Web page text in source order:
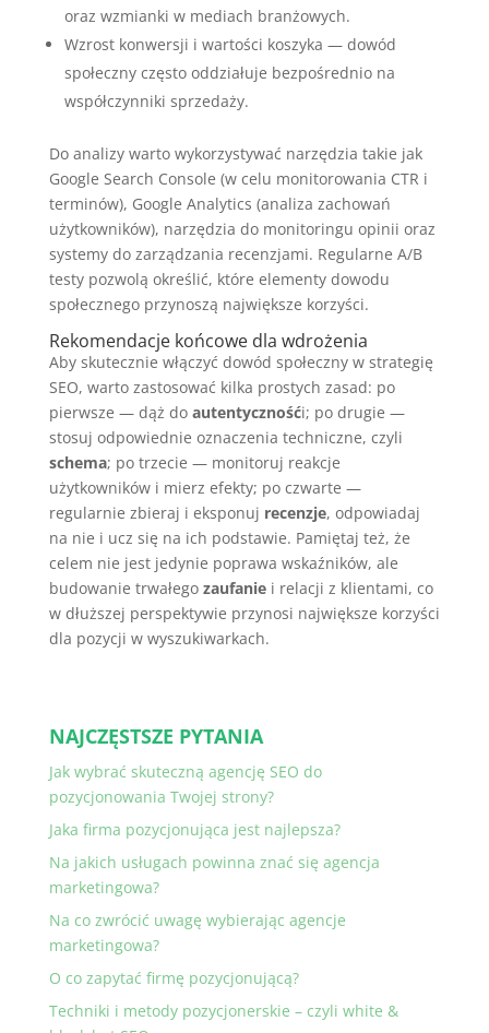
oraz wzmianki w mediach branżowych.
Wzrost konwersji i wartości koszyka — dowód
społeczny często oddziałuje bezpośrednio na
współczynniki sprzedaży.
Do analizy warto wykorzystywać narzędzia takie jak
Google Search Console (w celu monitorowania CTR i
terminów), Google Analytics (analiza zachowań
użytkowników), narzędzia do monitoringu opinii oraz
systemy do zarządzania recenzjami. Regularne A/B
testy pozwolą określić, które elementy dowodu
społecznego przynoszą największe korzyści.
Rekomendacje końcowe dla wdrożenia
Aby skutecznie włączyć dowód społeczny w strategię
SEO, warto zastosować kilka prostych zasad: po
pierwsze — dąż do autentycznośći; po drugie —
stosuj odpowiednie oznaczenia techniczne, czyli
schema; po trzecie — monitoruj reakcje
użytkowników i mierz efekty; po czwarte —
regularnie zbieraj i eksponuj recenzje, odpowiadaj
na nie i ucz się na ich podstawie. Pamiętaj też, że
celem nie jest jedynie poprawa wskaźników, ale
budowanie trwałego zaufaniei relacji z klientami, co
w dłuższej perspektywie przynosi największe korzyści
dla pozycji w wyszukiwarkach.
NAJCZĘSTSZE PYTANIA
Jak wybrać skuteczną agencję SEO do
pozycjonowania Twojej strony?
Jaka firma pozycjonująca jest najlepsza?
Na jakich usługach powinna znać się agencja
marketingowa?
Na co zwrócić uwagę wybierając agencje
marketingowa?
O co zapytać firmę pozycjonującą?
Techniki i metody pozycjonerskie – czyli white &